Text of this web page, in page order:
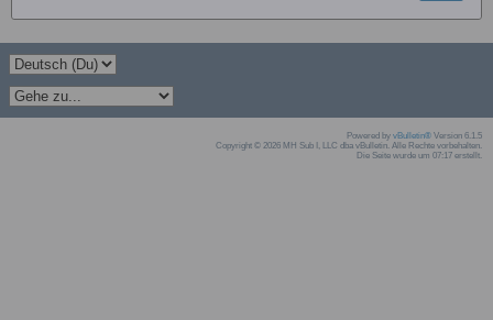
Powered by vBulletin® Version 6.1.5
Copyright © 2026 MH Sub I, LLC dba vBulletin. Alle Rechte vorbehalten.
Die Seite wurde um 07:17 erstellt.